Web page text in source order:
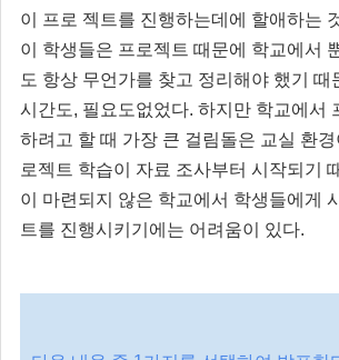
이 프로 젝트를 진행하는데에 할애하는
이 학생들은 프로젝트 때문에 학교에서
도 항상 무언가를 찾고 정리해야 했기 때
시간도, 필요도없었다. 하지만 학교에서
하려고 할 때 가장 큰 걸림돌은 교실 환
로젝트 학습이 자료 조사부터 시작되기
이 마련되지 않은 학교에서 학생들에게
트를 진행시키기에는 어려움이 있다.